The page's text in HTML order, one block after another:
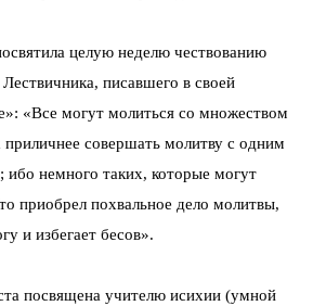
целую неделю чествованию
писавшего в своей
«Все могут молиться со множеством
совершать молитву с одним
немного таких, которые могут
приобрел похвальное дело молитвы,
и избегает бесов».
посвящена учителю исихии (умной